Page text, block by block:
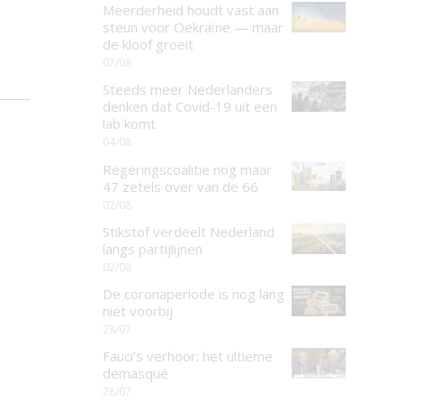
Meerderheid houdt vast aan
steun voor Oekraïne — maar
de kloof groeit
07/08
Steeds meer Nederlanders
denken dat Covid-19 uit een
lab komt
04/08
Regeringscoalitie nog maar
47 zetels over van de 66
02/08
Stikstof verdeelt Nederland
langs partijlijnen
02/08
De coronaperiode is nog lang
niet voorbij
28/07
Fauci’s verhoor: het ultieme
demasqué
28/07